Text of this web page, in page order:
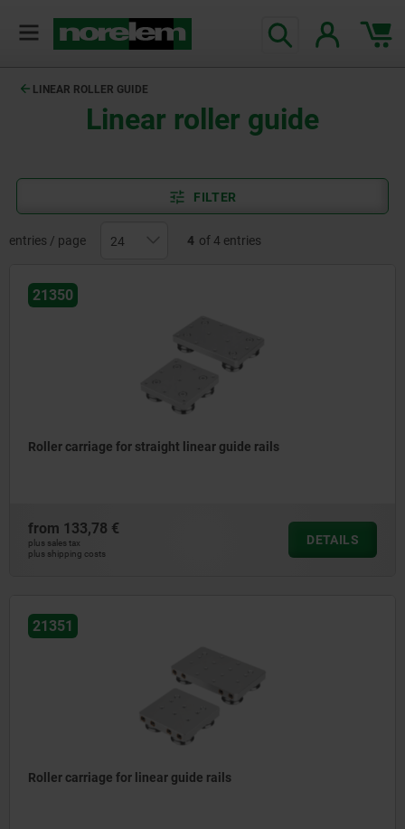
LINEAR ROLLER GUIDE
Linear roller guide
FILTER
entries / page 4 of 4 entries
21350
Roller carriage for straight linear guide rails
from 133,78 €
plus sales tax
plus shipping costs
DETAILS
21351
Roller carriage for linear guide rails